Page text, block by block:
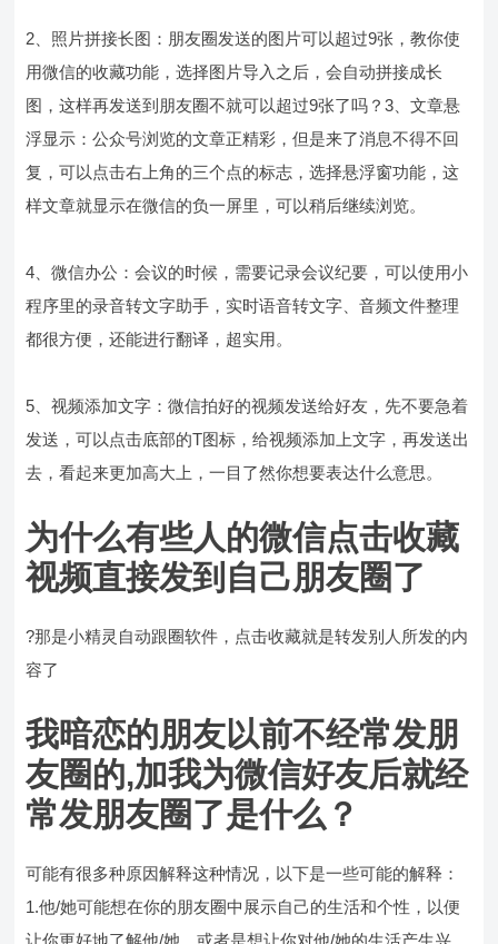
2、照片拼接长图：朋友圈发送的图片可以超过9张，教你使
用微信的收藏功能，选择图片导入之后，会自动拼接成长
图，这样再发送到朋友圈不就可以超过9张了吗？3、文章悬
浮显示：公众号浏览的文章正精彩，但是来了消息不得不回
复，可以点击右上角的三个点的标志，选择悬浮窗功能，这
样文章就显示在微信的负一屏里，可以稍后继续浏览。
4、微信办公：会议的时候，需要记录会议纪要，可以使用小
程序里的录音转文字助手，实时语音转文字、音频文件整理
都很方便，还能进行翻译，超实用。
5、视频添加文字：微信拍好的视频发送给好友，先不要急着
发送，可以点击底部的T图标，给视频添加上文字，再发送出
去，看起来更加高大上，一目了然你想要表达什么意思。
为什么有些人的微信点击收藏
视频直接发到自己朋友圈了
?那是小精灵自动跟圈软件，点击收藏就是转发别人所发的内
容了
我暗恋的朋友以前不经常发朋
友圈的,加我为微信好友后就经
常发朋友圈了是什么？
可能有很多种原因解释这种情况，以下是一些可能的解释：
1.他/她可能想在你的朋友圈中展示自己的生活和个性，以便
让你更好地了解他/她，或者是想让你对他/她的生活产生兴